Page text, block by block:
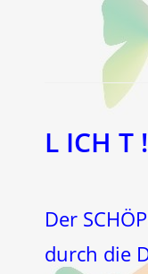
L ICH T !
Der
durch die